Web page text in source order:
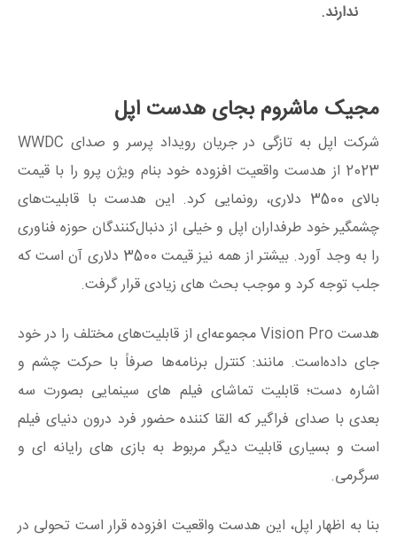
ندارند.
مجیک ماشروم بجای هدست اپل
شرکت اپل به‌ تازگی در جریان رویداد پرسر و صدای WWDC
2023 از هدست واقعیت افزوده خود بنام ویژن پرو را با قیمت
بالای 3500 دلاری، رونمایی کرد. این هدست با قابلیت‌های
چشمگیر خود طرفداران اپل و خیلی از دنبال‌کنندگان حوزه فناوری
را به وجد آورد. بیشتر از همه نیز قیمت 3500 دلاری آن است که
جلب توجه کرد و موجب بحث های زیادی قرار گرفت.
هدست Vision Pro مجموعه‌ای از قابلیت‌های مختلف را در خود
جای داده‌است. مانند: کنترل برنامه‌ها صرفاً با حرکت چشم و
اشاره دست؛ قابلیت تماشای فیلم‌ های سینمایی بصورت سه
بعدی با صدای فراگیر که القا کننده حضور فرد درون دنیای فیلم
است و بسیاری قابلیت دیگر مربوط به بازی های رایانه ای و
سرگرمی.
بنا به اظهار اپل، این هدست واقعیت افزوده قرار است تحولی در